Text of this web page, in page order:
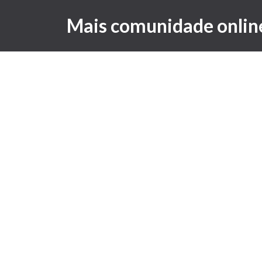
Mais comunidade